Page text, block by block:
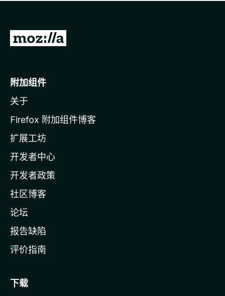
无
转
o
i
l
a
主
页
附加组件
关于
Firefox 附加组件博客
扩展工坊
开发者中心
开发者政策
社区博客
论坛
报告缺陷
评价指南
下载